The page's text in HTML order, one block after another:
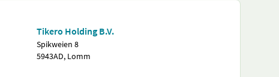
Tikero Holding B.V.
Spikweien 8
5943AD, Lomm